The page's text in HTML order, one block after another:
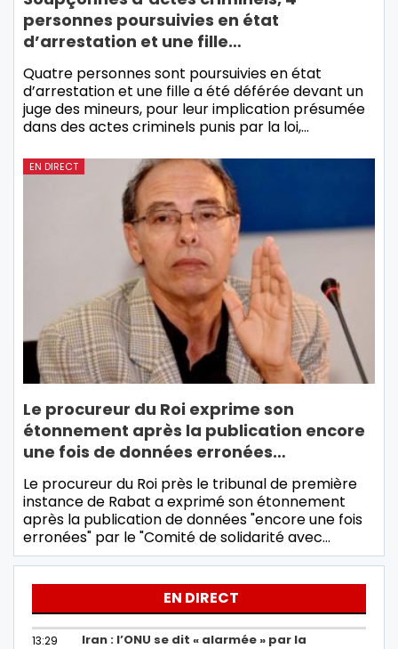
personnes poursuivies en état
d’arrestation et une fille…
Quatre personnes sont poursuivies en état
d’arrestation et une fille a été déférée devant un
juge des mineurs, pour leur implication présumée
dans des actes criminels punis par la loi,…
EN DIRECT
Le procureur du Roi exprime son
étonnement après la publication encore
une fois de données erronées…
Le procureur du Roi près le tribunal de première
instance de Rabat a exprimé son étonnement
après la publication de données "encore une fois
erronées" par le "Comité de solidarité avec…
EN DIRECT
13:29
Iran : l’ONU se dit « alarmée » par la